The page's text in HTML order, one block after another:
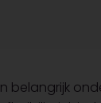
belangrijk